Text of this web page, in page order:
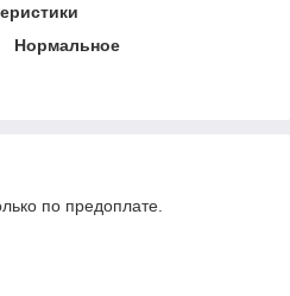
Нормальное
по предоплате.